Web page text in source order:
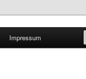
Impressum